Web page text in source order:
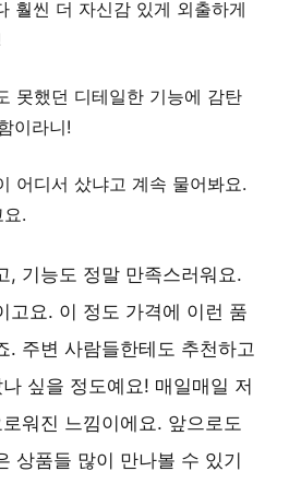
훨씬 더 자신감 있게 외출하게
못했던 디테일한 기능에 감탄
이라니!
어디서 샀냐고 계속 물어봐요.
.
, 기능도 정말 만족스러워요.
고요. 이 정도 가격에 이런 품
. 주변 사람들한테도 추천하고
싶을 정도예요! 매일매일 저
워진 느낌이에요. 앞으로도
상품들 많이 만나볼 수 있기